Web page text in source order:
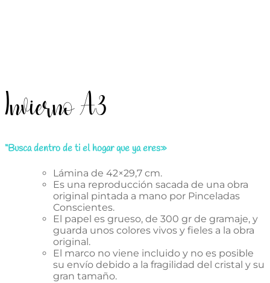
Invierno A3
“Busca dentro de ti el hogar que ya eres»
Lámina de 42×29,7 cm.
Es una reproducción sacada de una obra
original pintada a mano por Pinceladas
Conscientes.
El papel es grueso, de 300 gr de gramaje, y
guarda unos colores vivos y fieles a la obra
original.
El marco no viene incluido y no es posible
su envío debido a la fragilidad del cristal y su
gran tamaño.